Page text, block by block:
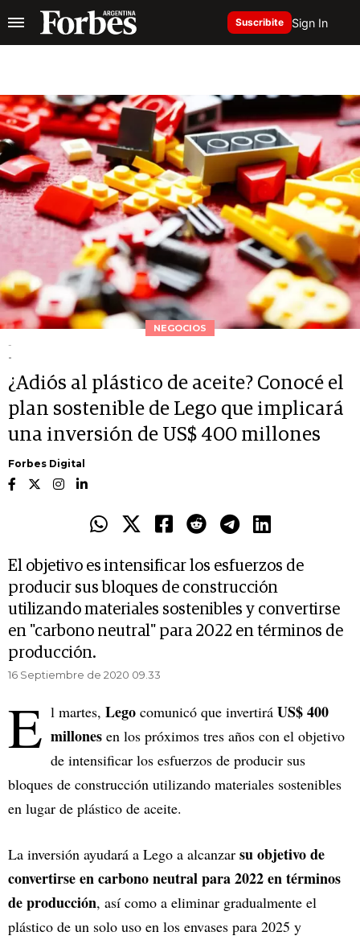
Suscribite Sign In
NEGOCIOS
-
-
¿Adiós al plástico de aceite? Conocé el
plan sostenible de Lego que implicará
una inversión de US$ 400 millones
Forbes Digital
El objetivo es intensificar los esfuerzos de
producir sus bloques de construcción
utilizando materiales sostenibles y convertirse
en "carbono neutral" para 2022 en términos de
producción.
16 Septiembre de 2020 09.33
E l martes, Lego comunicó que invertirá US$ 400
millones en los próximos tres años con el objetivo
de intensificar los esfuerzos de producir sus
bloques de construcción utilizando materiales sostenibles
en lugar de plástico de aceite.
La inversión ayudará a Lego a alcanzar su objetivo de
convertirse en carbono neutral para 2022 en términos
de producción, así como a eliminar gradualmente el
plástico de un solo uso en los envases para 2025 y